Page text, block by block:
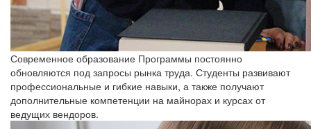
Современное образование Программы постоянно
обновляются под запросы рынка труда. Студенты развивают
профессиональные и гибкие навыки, а также получают
дополнительные компетенции на майнорах и курсах от
ведущих вендоров.